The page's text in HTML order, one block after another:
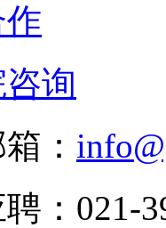
询
：
：021-